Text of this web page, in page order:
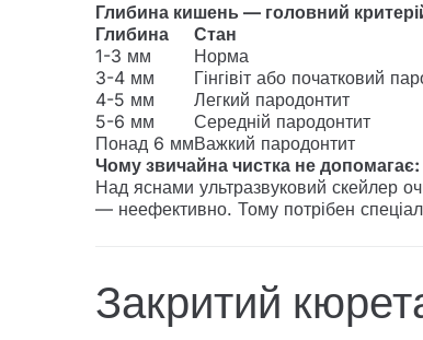
Глибина кишень — головний
Глибина
Стан
1-3 мм
Норма
3-4 мм
Гінгівіт або початковий
4-5 мм
Легкий пародонтит
5-6 мм
Середній пародонтит
Понад 6 ммВажкий пародонтит
Чому звичайна чистка не допомагає:
Над яснами ультразвуковий скейлер
— неефективно. Тому потрібен
Закритий